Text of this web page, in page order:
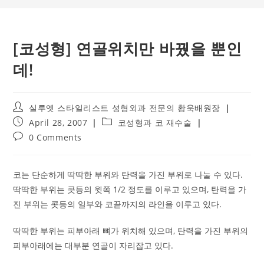
[코성형] 연골위치만 바꿨을 뿐인
데!
Post
author:
실루엣 스타일리스트 성형외과 전문의 황욱배원장
Post
published:
April 28, 2007
Post코성형과 코 재수술
Post0 Comments
코는 단순하게 딱딱한 부위와 탄력을 가진 부위로 나눌 수 있다.
딱딱한 부위는 콧등의 윗쪽 1/2 정도를 이루고 있으며, 탄력을 가
진 부위는 콧등의 일부와 코끝까지의 라인을 이루고 있다.
딱딱한 부위는 피부아래 뼈가 위치해 있으며, 탄력을 가진 부위의
피부아래에는 대부분 연골이 자리잡고 있다.